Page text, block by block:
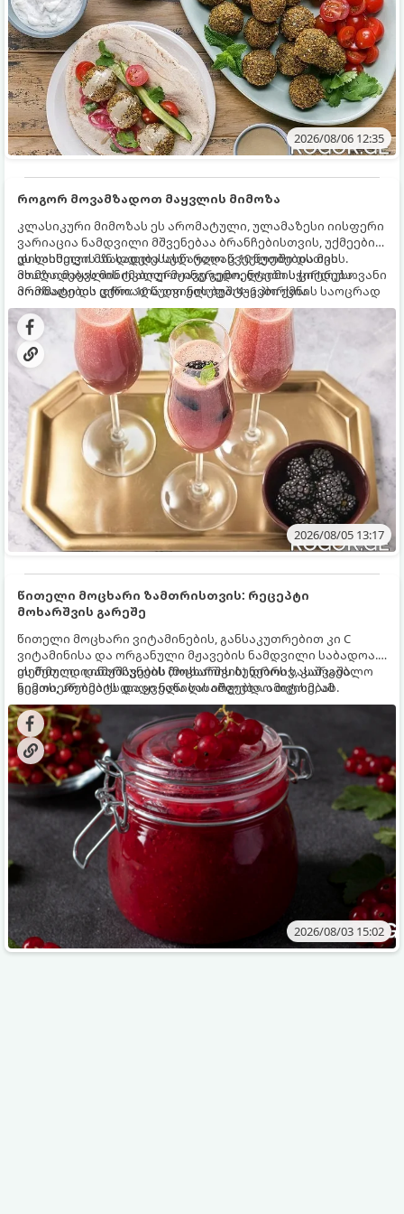
2026/08/06 12:35
როგორ მოვამზადოთ მაყვლის მიმოზა
კლასიკური მიმოზას ეს არომატული, ულამაზესი იისფერი
ვარიაცია ნამდვილი მშვენებაა ბრანჩებისთვის, უქმეების
დილისთვის ან სადღესასწაულო წვეულებებისთვის.
ახალი მაყვლის ტკბილ-მჟავე გემო, ლაიმის ციტრუსოვანი
არომატი და ცქრიალა ღვინის ბუშტუკები ქმნის საოცრად
დახვეწილ და მაგრილებელ კოქტეილს.
ეს სასმელი მზადდება სულ რაღაც 10 წუთში და მის
მომზადებას მინიმალური ინგრედიენტები სჭირდება.
მომზადების დრო: 10 წუთი ულუფა: 4–6 პორცია
2026/08/05 13:17
წითელი მოცხარი ზამთრისთვის: რეცეპტი
მოხარშვის გარეშე
წითელი მოცხარი ვიტამინების, განსაკუთრებით კი C
ვიტამინისა და ორგანული მჟავების ნამდვილი საბადოა.
თერმული დამუშავების (მოხარშვის) დროს სასარგებლო
ნივთიერებების დიდი ნაწილი იშლება. ამიტომ, ამ
კენკრის ზამთრისთვის შესანახად საუკეთესო გზა
„ცოცხალი ჯემის“ მომზადებაა - მოხარშვის გარეშე.
ეს მეთოდი ინარჩუნებს მოცხარის ბუნებრივ, კაშკაშა
გემოს, არომატს და ყველა სასარგებლო თვისებას.
2026/08/03 15:02